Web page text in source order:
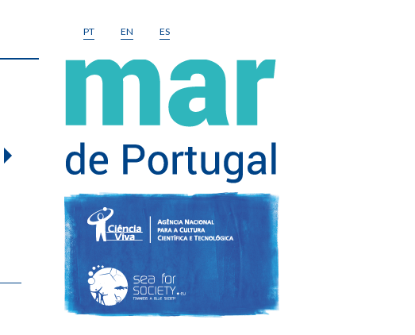
PT EN ES
Cefalópodes